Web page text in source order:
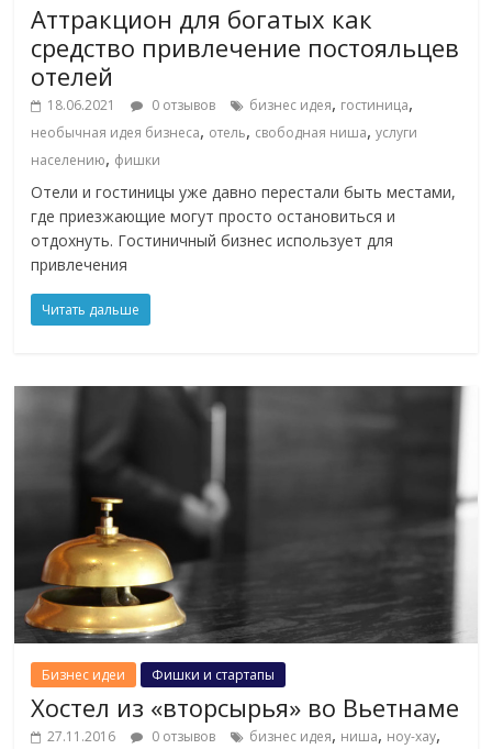
Аттракцион для богатых как
средство привлечение постояльцев
отелей
18.06.2021 0 отзывов бизнес идея, гостиница,
необычная идея бизнеса, отель, свободная ниша,услуги
населению, фишки
Отели и гостиницы уже давно перестали быть местами,
где приезжающие могут просто остановиться и
отдохнуть. Гостиничный бизнес использует для
привлечения
Читать дальше
Бизнес идеи Фишки и стартапы
Хостел из «вторсырья» во Вьетнаме
27.11.2016 0 отзывов бизнес идея, ниша, ноу-хау,